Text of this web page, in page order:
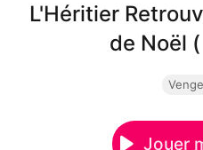
L'Héritier
de Noël
Jouer